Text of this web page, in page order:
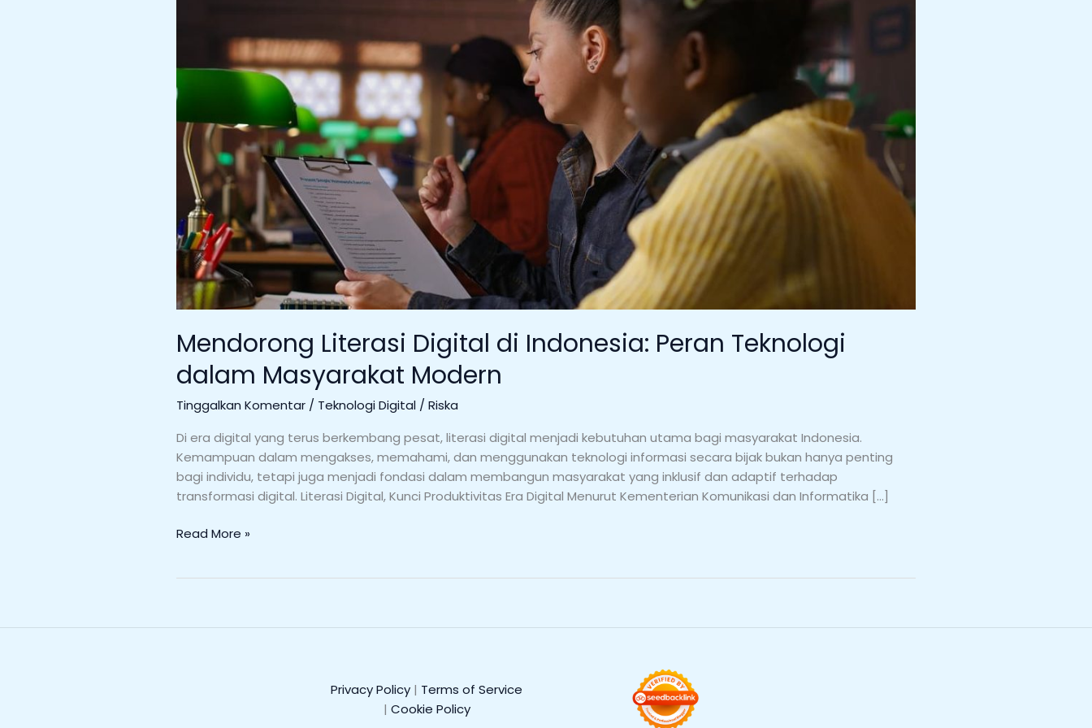
Mendorong Literasi Digital di Indonesia: Peran Teknologi
dalam Masyarakat Modern
Tinggalkan Komentar / Teknologi Digital / Riska
Di era digital yang terus berkembang pesat, literasi digital menjadi kebutuhan utama bagi masyarakat Indonesia.
Kemampuan dalam mengakses, memahami, dan menggunakan teknologi informasi secara bijak bukan hanya penting
bagi individu, tetapi juga menjadi fondasi dalam membangun masyarakat yang inklusif dan adaptif terhadap
transformasi digital. Literasi Digital, Kunci Produktivitas Era Digital Menurut Kementerian Komunikasi dan Informatika […]
Masyarakat
Read More »
Privacy Policy | Terms of Service
| Cookie Policy